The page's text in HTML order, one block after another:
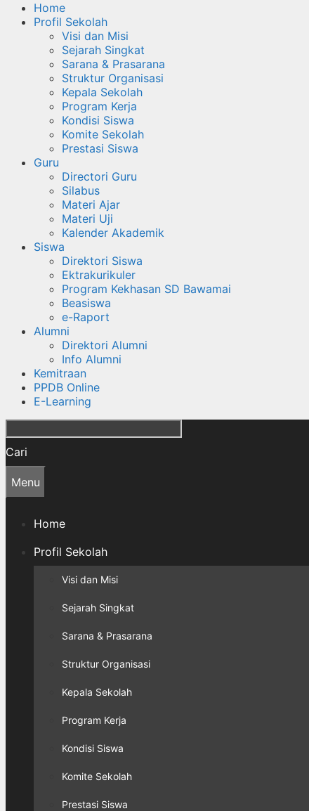
Home
Profil Sekolah
Visi dan Misi
Sejarah Singkat
Sarana & Prasarana
Struktur Organisasi
Kepala Sekolah
Program Kerja
Kondisi Siswa
Komite Sekolah
Prestasi Siswa
Guru
Directori Guru
Silabus
Materi Ajar
Materi Uji
Kalender Akademik
Siswa
Direktori Siswa
Ektrakurikuler
Program Kekhasan SD Bawamai
Beasiswa
e-Raport
Alumni
Direktori Alumni
Info Alumni
Kemitraan
PPDB Online
E-Learning
Cari
Menu
Home
Profil Sekolah
Visi dan Misi
Sejarah Singkat
Sarana & Prasarana
Struktur Organisasi
Kepala Sekolah
Program Kerja
Kondisi Siswa
Komite Sekolah
Prestasi Siswa